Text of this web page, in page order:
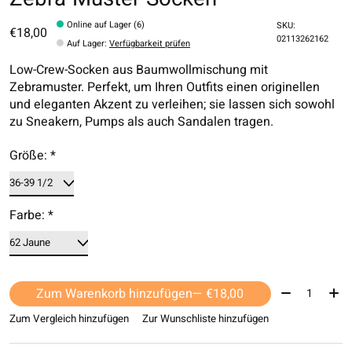
€18,00
Online auf Lager (6)
Auf Lager:Verfügbarkeit prüfen
SKU:
02113262162
Low-Crew-Socken aus Baumwollmischung mit
Zebramuster. Perfekt, um Ihren Outfits einen originellen
und eleganten Akzent zu verleihen; sie lassen sich sowohl
zu Sneakern, Pumps als auch Sandalen tragen.
Größe: *
Farbe: *
Zum Warenkorb hinzufügen — €18,00 Menge:
Zum Vergleich hinzufügen Zur Wunschliste hinzufügen